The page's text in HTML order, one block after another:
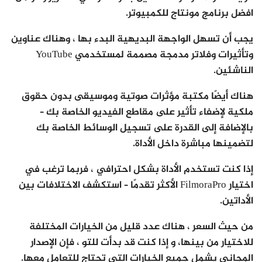
افضل برنامج مونتاج للكمبيوتر.
يجب أن تسهل الواجهة البديهية البدء بها ، وهناك عناوين
وتأثيرات وفلاتر مدمجة مصممة لمستخدمي YouTube
الناشئين.
هناك أيضًا مكتبة مؤثرات صوتية وموسيقى بدون حقوق
ملكية لإضفاء تأثير على مقاطع الفيديو الخاصة بك –
بالإضافة إلى القدرة على تسجيل الوسائط الخاصة بك
لتضمينها مباشرة داخل الأداة.
إذا كنت تستخدم الأداة بشكل احترافي ، فربما ترغب في
اختيار FilmoraPro الأكثر تقدمًا – استكشف الاختلافات بين
الأداتين.
من حيث السعر ، هناك عدد قليل من الخيارات المختلفة
للاختيار من بينها، و إذا كنت قد بدأت للتو ، فإن الإصدار
المجاني يشمل جميع الخيارات التي تحتاج للتعامل معها.